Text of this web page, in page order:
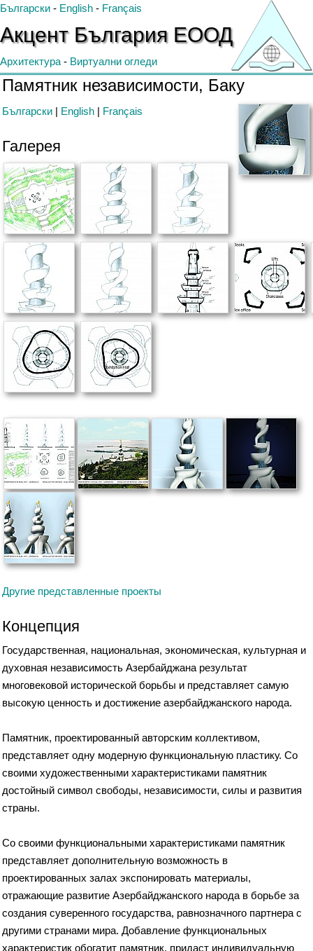
Български - English - Français
Акцент България ЕООД
Архитектура - Виртуални огледи
Памятник независимости, Баку
Български | English | Français
Галерея
Другие представленные проекты
Концепция
Государственная, национальная, экономическая, культурная и
духовная независимость Азербайджана результат
многовековой исторической борьбы и представляет самую
высокую ценность и достижение азербайджанского народа.
Памятник, проектированный авторским коллективом,
представляет одну модерную функциональную пластику. Со
своими художественными характеристиками памятник
достойный символ свободы, независимости, силы и развития
страны.
Со своими функциональными характеристиками памятник
представляет дополнительную возможность в
проектированных залах экспонировать материалы,
отражающие развитие Азербайджанского народа в борьбе за
создания суверенного государства, равнозначного партнера с
другими странами мира. Добавление функциональных
характеристик обогатит памятник, придаст индивидуальную